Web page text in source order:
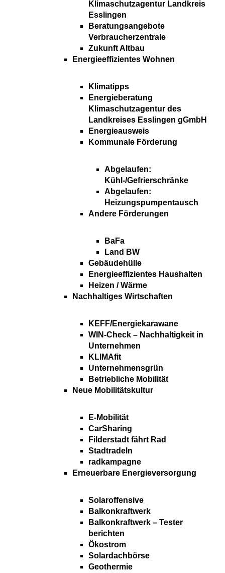
Klimaschutzagentur Landkreis
Esslingen
Beratungsangebote
Verbraucherzentrale
Zukunft Altbau
Energieeffizientes Wohnen
Klimatipps
Energieberatung
Klimaschutzagentur des
Landkreises Esslingen gGmbH
Energieausweis
Kommunale Förderung
Abgelaufen:
Kühl-/Gefrierschränke
Abgelaufen:
Heizungspumpentausch
Andere Förderungen
BaFa
Land BW
Gebäudehülle
Energieeffizientes Haushalten
Heizen / Wärme
Nachhaltiges Wirtschaften
KEFF/Energiekarawane
WIN-Check – Nachhaltigkeit in
Unternehmen
KLIMAfit
Unternehmensgrün
Betriebliche Mobilität
Neue Mobilitätskultur
E-Mobilität
CarSharing
Filderstadt fährt Rad
Stadtradeln
radkampagne
Erneuerbare Energieversorgung
Solaroffensive
Balkonkraftwerk
Balkonkraftwerk – Tester
berichten
Ökostrom
Solardachbörse
Geothermie